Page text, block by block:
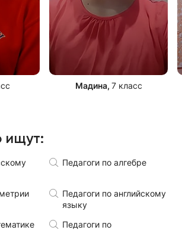
Мадина, 7 класс
ищут:
Педагоги по алгебре
Педагоги по английскому
языку
Педагоги по